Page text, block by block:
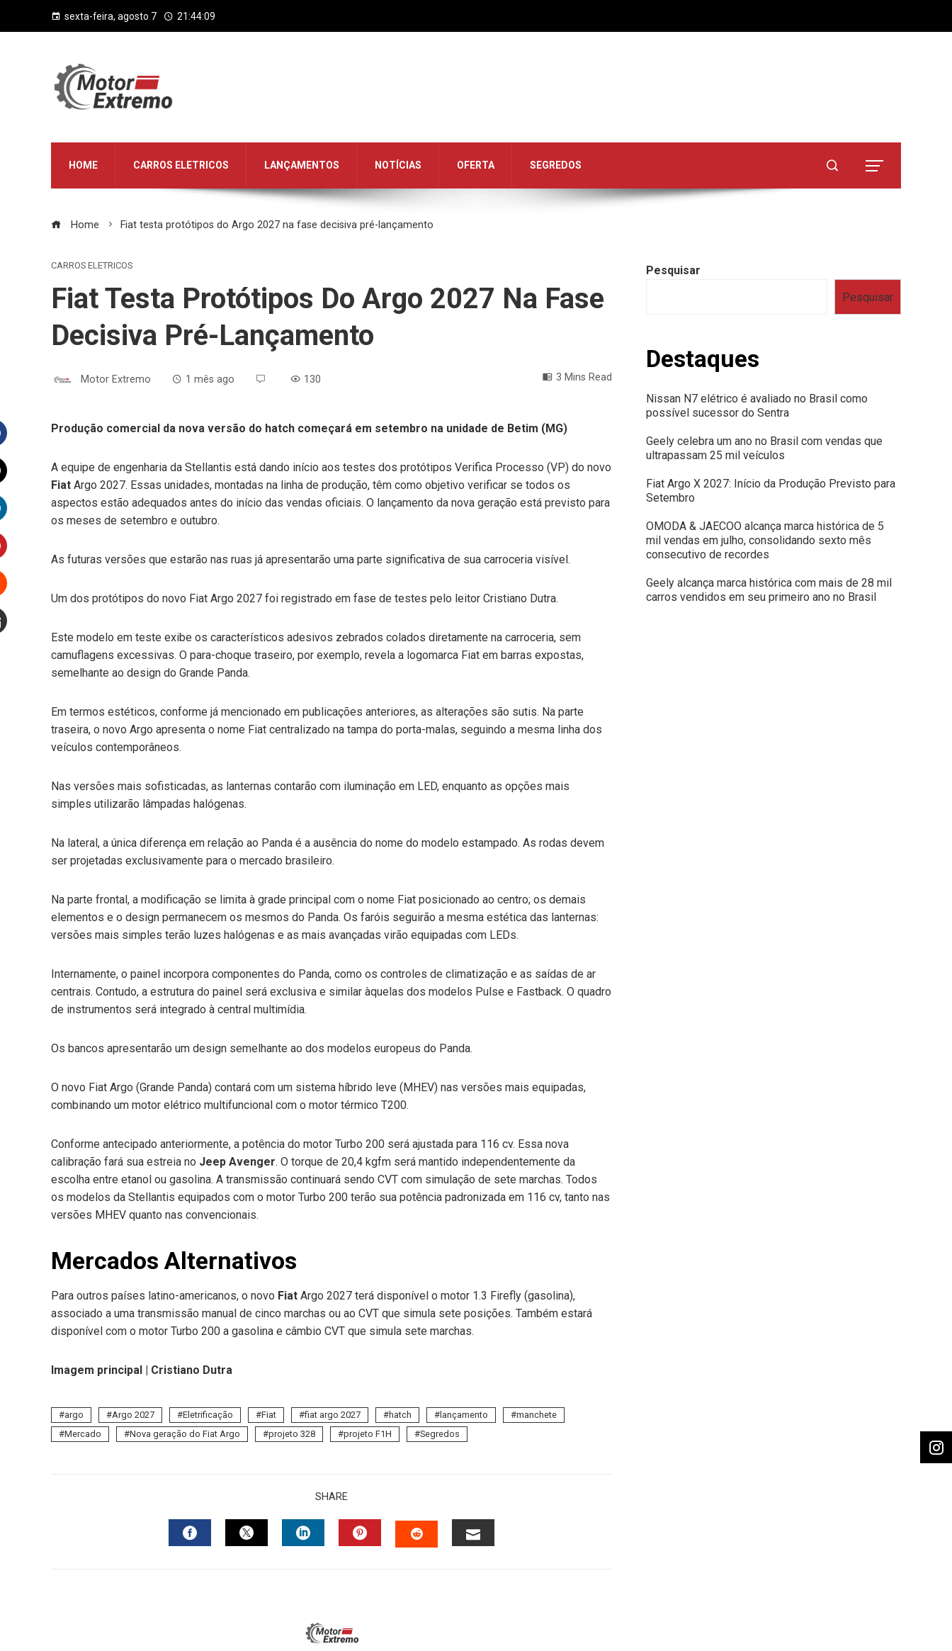
sexta-feira, agosto 7 21:44:10
HOME CARROS ELETRICOS LANÇAMENTOS NOTÍCIAS OFERTA SEGREDOS
Home Fiat testa protótipos do Argo 2027 na fase decisiva pré-lançamento
CARROS ELETRICOS
Fiat Testa Protótipos Do Argo 2027 Na Fase
Decisiva Pré-Lançamento
Motor Extremo 1 mês ago 130 3 Mins Read
Produção comercial da nova versão do hatch começará em setembro na unidade de Betim (MG)
A equipe de engenharia da Stellantis está dando início aos testes dos protótipos Verifica Processo (VP) do novo
Fiat Argo 2027. Essas unidades, montadas na linha de produção, têm como objetivo verificar se todos os
aspectos estão adequados antes do início das vendas oficiais. O lançamento da nova geração está previsto para
os meses de setembro e outubro.
As futuras versões que estarão nas ruas já apresentarão uma parte significativa de sua carroceria visível.
Um dos protótipos do novo Fiat Argo 2027 foi registrado em fase de testes pelo leitor Cristiano Dutra.
Este modelo em teste exibe os característicos adesivos zebrados colados diretamente na carroceria, sem
camuflagens excessivas. O para-choque traseiro, por exemplo, revela a logomarca Fiat em barras expostas,
semelhante ao design do Grande Panda.
Em termos estéticos, conforme já mencionado em publicações anteriores, as alterações são sutis. Na parte
traseira, o novo Argo apresenta o nome Fiat centralizado na tampa do porta-malas, seguindo a mesma linha dos
veículos contemporâneos.
Nas versões mais sofisticadas, as lanternas contarão com iluminação em LED, enquanto as opções mais
simples utilizarão lâmpadas halógenas.
Na lateral, a única diferença em relação ao Panda é a ausência do nome do modelo estampado. As rodas devem
ser projetadas exclusivamente para o mercado brasileiro.
Na parte frontal, a modificação se limita à grade principal com o nome Fiat posicionado ao centro; os demais
elementos e o design permanecem os mesmos do Panda. Os faróis seguirão a mesma estética das lanternas:
versões mais simples terão luzes halógenas e as mais avançadas virão equipadas com LEDs.
Internamente, o painel incorpora componentes do Panda, como os controles de climatização e as saídas de ar
centrais. Contudo, a estrutura do painel será exclusiva e similar àquelas dos modelos Pulse e Fastback. O quadro
de instrumentos será integrado à central multimídia.
Os bancos apresentarão um design semelhante ao dos modelos europeus do Panda.
O novo Fiat Argo (Grande Panda) contará com um sistema híbrido leve (MHEV) nas versões mais equipadas,
combinando um motor elétrico multifuncional com o motor térmico T200.
Conforme antecipado anteriormente, a potência do motor Turbo 200 será ajustada para 116 cv. Essa nova
calibração fará sua estreia no Jeep Avenger. O torque de 20,4 kgfm será mantido independentemente da
escolha entre etanol ou gasolina. A transmissão continuará sendo CVT com simulação de sete marchas. Todos
os modelos da Stellantis equipados com o motor Turbo 200 terão sua potência padronizada em 116 cv, tanto nas
versões MHEV quanto nas convencionais.
Mercados Alternativos
Para outros países latino-americanos, o novo Fiat Argo 2027 terá disponível o motor 1.3 Firefly (gasolina),
associado a uma transmissão manual de cinco marchas ou ao CVT que simula sete posições. Também estará
disponível com o motor Turbo 200 a gasolina e câmbio CVT que simula sete marchas.
Imagem principal | Cristiano Dutra
argo Argo 2027 Eletrificação Fiat fiat argo 2027 hatch lançamento
manchete
Mercado
Nova geração do Fiat Argo projeto 328 projeto F1H Segredos
SHARE
Pesquisar
Pesquisar
Destaques
Nissan N7 elétrico é avaliado no Brasil como
possível sucessor do Sentra
Geely celebra um ano no Brasil com vendas que
ultrapassam 25 mil veículos
Fiat Argo X 2027: Início da Produção Previsto para
Setembro
OMODA & JAECOO alcança marca histórica de 5
mil vendas em julho, consolidando sexto mês
consecutivo de recordes
Geely alcança marca histórica com mais de 28 mil
carros vendidos em seu primeiro ano no Brasil